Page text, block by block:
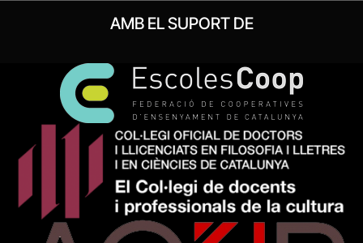
AMB EL SUPORT DE